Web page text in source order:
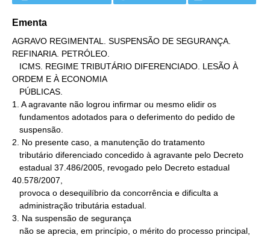
Ementa
AGRAVO REGIMENTAL. SUSPENSÃO DE SEGURANÇA.
REFINARIA. PETRÓLEO.
ORDEM E À ECONOMIA
1. A agravante não logrou infirmar ou mesmo elidir os
2. No presente caso, a manutenção do tratamento
40.578/2007,
3. Na suspensão de segurança